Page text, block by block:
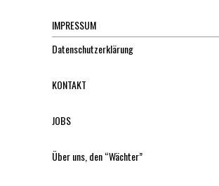
IMPRESSUM
Datenschutzerklärung
KONTAKT
JOBS
Über uns, den “Wächter”